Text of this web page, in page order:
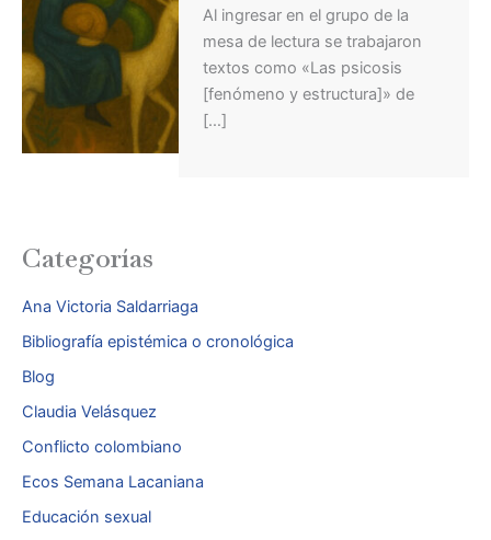
Al ingresar en el grupo de la
mesa de lectura se trabajaron
textos como «Las psicosis
[fenómeno y estructura]» de
[…]
Categorías
Ana Victoria Saldarriaga
Bibliografía epistémica o cronológica
Blog
Claudia Velásquez
Conflicto colombiano
Ecos Semana Lacaniana
Educación sexual